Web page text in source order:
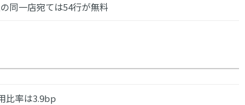
同一店宛ては54行が無料
比率は3.9bp